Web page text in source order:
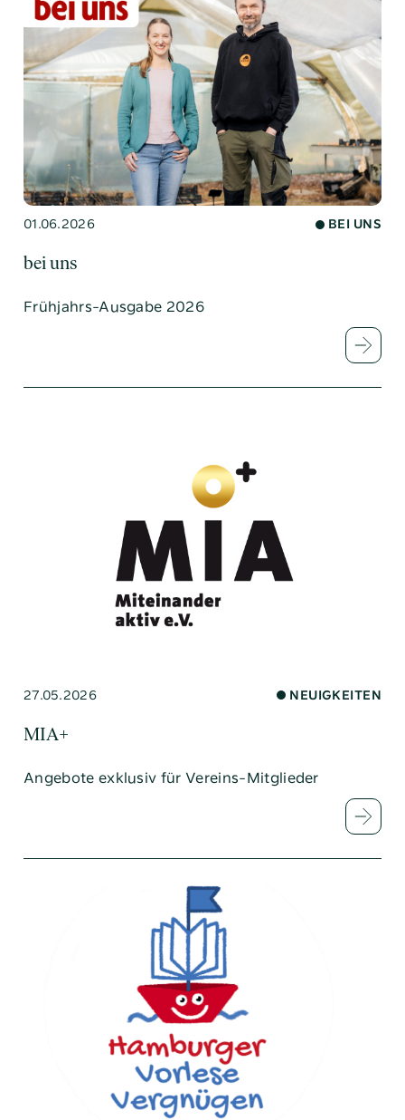
01.06.2026 BEI UNS
bei uns
Frühjahrs-Ausgabe 2026
27.05.2026 NEUIGKEITEN
MIA+
Angebote exklusiv für Vereins-Mitglieder